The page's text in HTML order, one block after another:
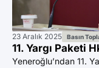
23 Aralık 2025 Basın
11. Yargı Paketi
Yeneroğlu’ndan 11.